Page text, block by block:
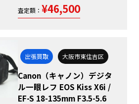
査定額： ¥46,500
出張買取 大阪市東住吉区
Canon（キャノン）デジタ
ル一眼レフ EOS Kiss X6i /
EF-S 18-135mm F3.5-5.6